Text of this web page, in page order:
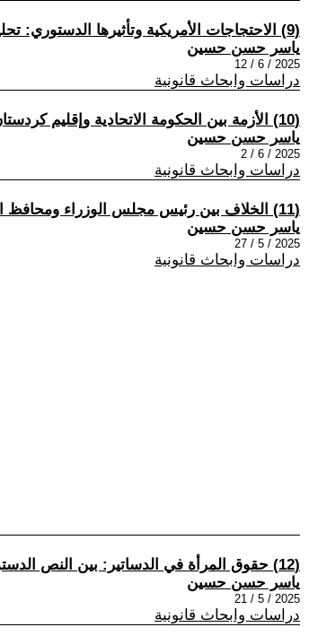
(9) الاحتجاجات الأمريكية وتأثيرها الدستوري: تحليل قانوني للأزمة الحالية
ياسر حسن حسين
2025 / 6 / 12
دراسات وابحاث قانونية
(10) الأزمة بين الحكومة الاتحادية وإقليم كردستان: قراءة دستورية متوازنة
ياسر حسن حسين
2025 / 6 / 2
دراسات وابحاث قانونية
(11) الخلاف بين رئيس مجلس الوزراء ومحافظ البصرة حول إزالة التجاوزات: قراءة دستورية وتحليل قانوني
ياسر حسن حسين
2025 / 5 / 27
دراسات وابحاث قانونية
(12) حقوق المرأة في الدساتير: بين النص الدستوري والواقع التطبيقي
ياسر حسن حسين
2025 / 5 / 21
دراسات وابحاث قانونية